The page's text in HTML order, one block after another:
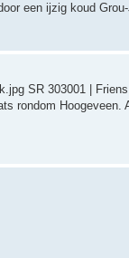
een ijzig koud
SR 303001 |
rondom Hoogeveen.